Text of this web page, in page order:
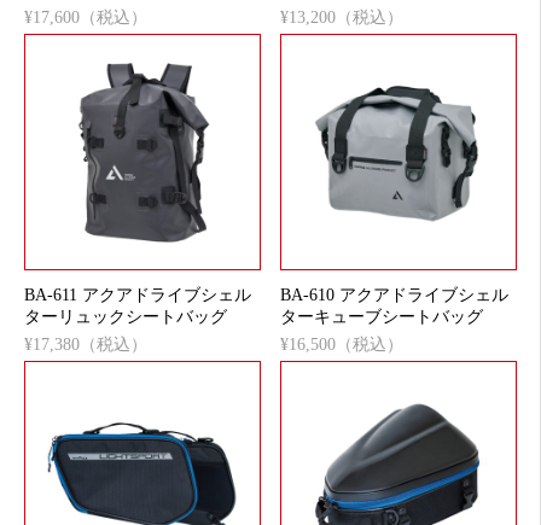
¥17,600（税込）
¥13,200（税込）
BA-611 アクアドライブシェル
ターリュックシートバッグ
¥17,380（税込）
BA-610 アクアドライブシェル
ターキューブシートバッグ
¥16,500（税込）